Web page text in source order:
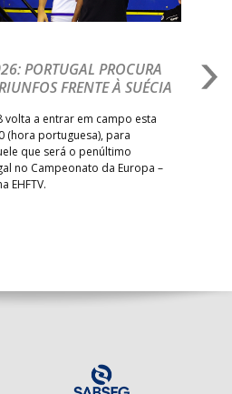
PORTUGAL PROCURA
FRENTE À SUÉCIA
volta a entrar em campo esta
(hora portuguesa), para
que será o penúltimo
no Campeonato da Europa –
EHFTV.